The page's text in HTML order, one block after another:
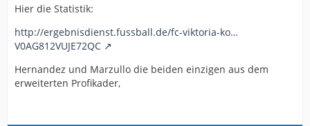
Hier die Statistik:
http://ergebnisdienst.fussball.de/fc-viktoria-ko…
V0AG812VUJE72QC
Hernandez und Marzullo die beiden einzigen aus dem
erweiterten Profikader,